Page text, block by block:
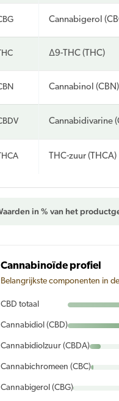
Cannabigerol
Δ9-THC (THC)
Cannabinol (CBN)
Cannabidivarine
THC-zuur (THCA)
in % van het
Cannabinoïde profiel
Belangrijkste componenten in
CBD totaal
Cannabidiol (CBD)
Cannabidiolzuur (CBDA)
Cannabichromeen (CBC)
Cannabigerol (CBG)